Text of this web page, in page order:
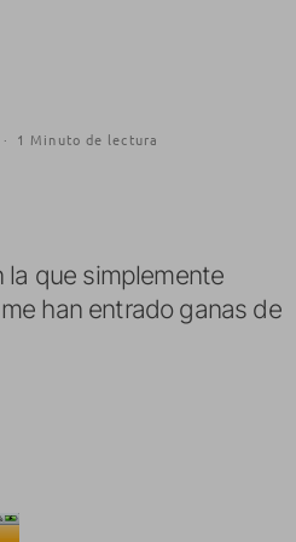
· 1 Minuto de lectura
la que simplemente
han entrado ganas de